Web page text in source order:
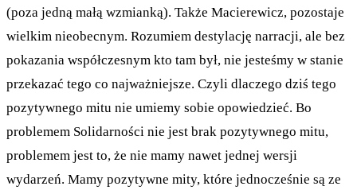
(poza jedną małą wzmianką). Także Macierewicz, pozostaje
wielkim nieobecnym. Rozumiem destylację narracji, ale bez
pokazania współczesnym kto tam był, nie jesteśmy w stanie
przekazać tego co najważniejsze. Czyli dlaczego dziś tego
pozytywnego mitu nie umiemy sobie opowiedzieć. Bo
problemem Solidarności nie jest brak pozytywnego mitu,
problemem jest to, że nie mamy nawet jednej wersji
wydarzeń. Mamy pozytywne mity, które jednocześnie są ze